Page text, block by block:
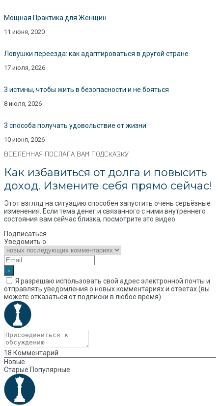
Мощная Практика для Женщин
11 июня, 2020
Ловушки переезда: как адаптироваться в другой стране
17 июля, 2026
3 истины, чтобы жить в безопасности и не бояться
8 июля, 2026
3 способа получать удовольствие от жизни
10 июня, 2026
ВСЕЛЕННАЯ ПОСЛАЛА ВАМ ПОДСКАЗКУ
Как избавиться от долга и повысить
доход. Измените себя прямо сейчас!
Этот взгляд на ситуацию способен запустить очень серьёзные
изменения. Если тема денег и связанного с ними внутреннего
состояния вам сейчас близка, посмотрите это видео.
Подписаться
Уведомить о
Я разрешаю использовать свой адрес электронной почты и
отправлять уведомления о новых комментариях и ответах (вы
можете отказаться от подписки в любое время).
18 Комментарий
Новые
Старые Популярные